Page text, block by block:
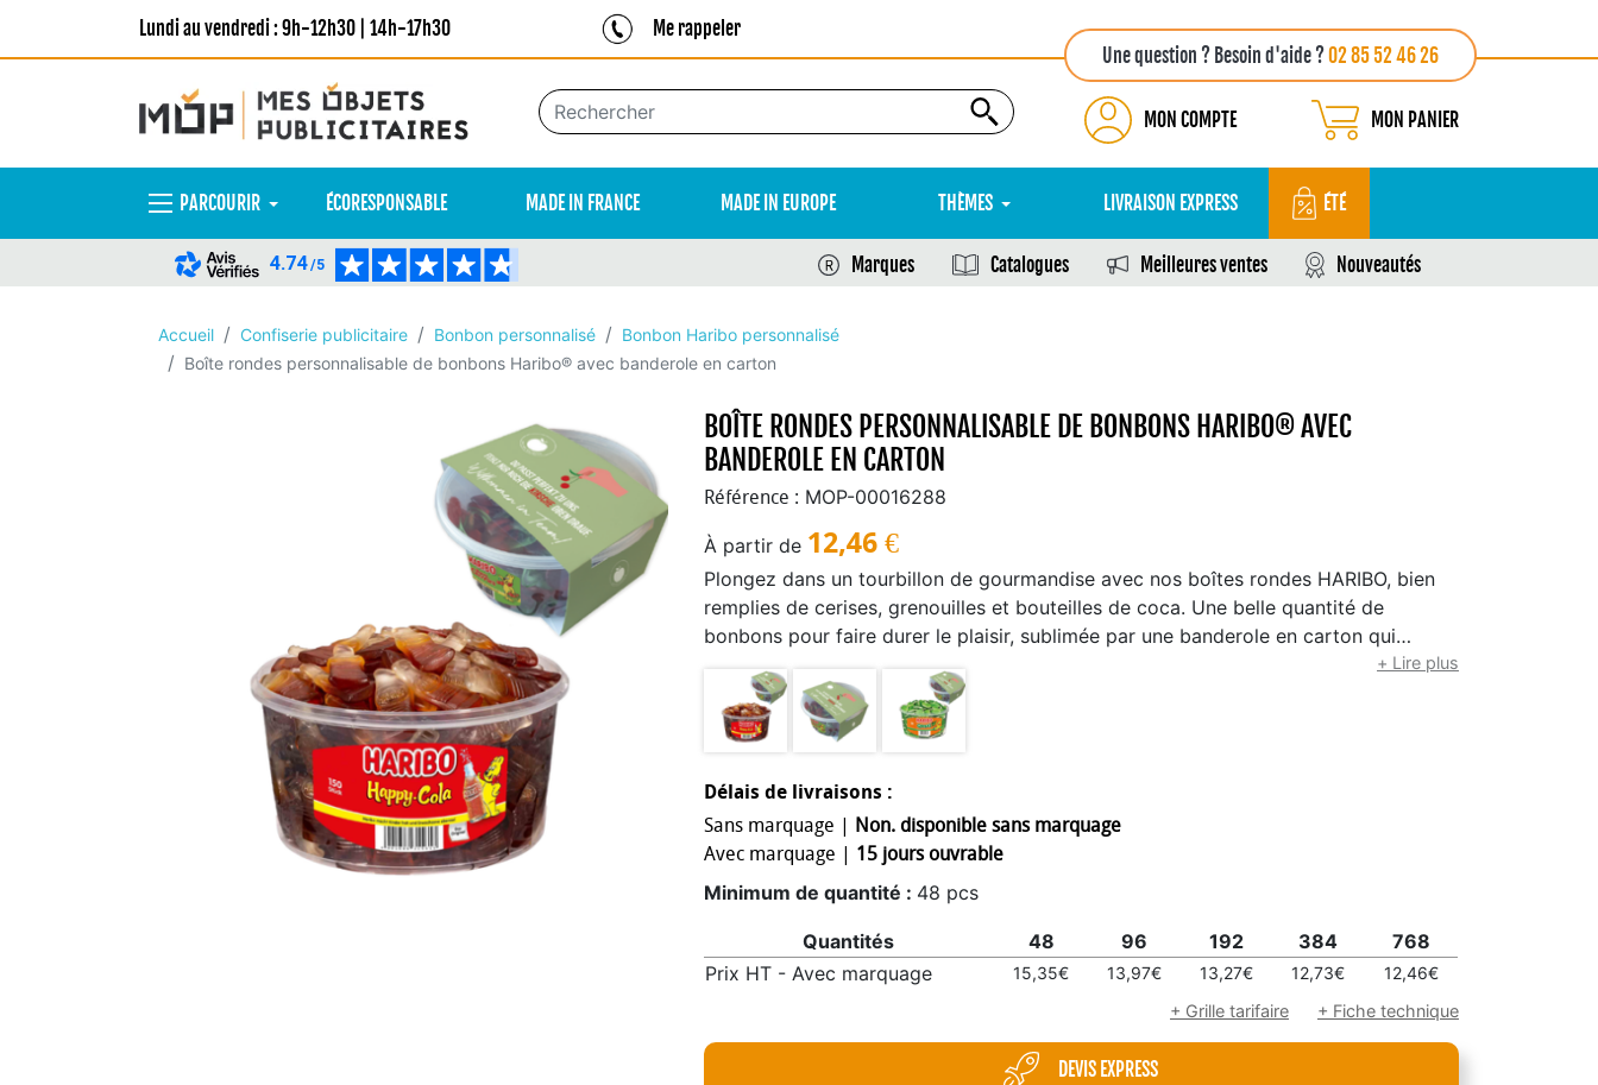
Lundi au vendredi : 9h-12h30 | 14h-17h30
Me rappeler
Une question ? Besoin d'aide ?02 85 52 46 26
MON COMPTE MON PANIER
PARCOURIR ÉCORESPONSABLE MADE IN FRANCE MADE IN EUROPE THÈMES LIVRAISON EXPRESS ÉTÉ
4.74/5 Marques Catalogues Meilleures ventes Nouveautés
Accueil Confiserie publicitaire Bonbon personnalisé
Bonbon Haribo personnalisé
Boîte rondes personnalisable de bonbons Haribo® avec banderole en carton
BOÎTE RONDES PERSONNALISABLE DE BONBONS HARIBO® AVEC
BANDEROLE EN CARTON
Référence : MOP-00016288
À partir de 12,46 €
Plongez dans un tourbillon de gourmandise avec nos boîtes rondes HARIBO, bien
remplies de cerises, grenouilles et bouteilles de coca. Une belle quantité de
bonbons pour faire durer le plaisir, sublimée par une banderole en carton qui
apporte une touche joyeusement personnalisée. À conserver 10 à 12 mois dans des
conditions de stockage adéquates.
+ Lire plus
Délais de livraisons :
Sans marquage | Non. disponible sans marquage
Avec marquage | 15 jours ouvrable
Minimum de quantité : 48 pcs
Quantités 48 96 192 384
768
Prix HT - Avec marquage
15,35€ 13,97€ 13,27€ 12,73€
12,46€
+ Grille tarifaire
+ Fiche technique
DEVIS EXPRESS